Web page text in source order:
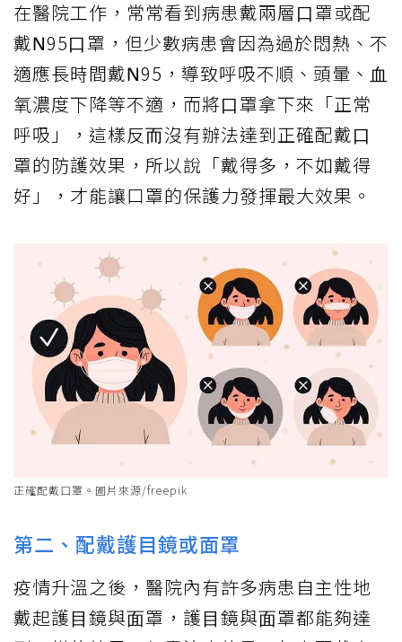
在醫院⼯作，常常看到病患戴兩層⼝罩或配
戴Ν95⼝罩，但少數病患會因為過於悶熱、不
適應長時間戴Ν95，導致呼吸不順、頭暈、⾎
氧濃度下降等不適，而將⼝罩拿下來「正常
呼吸」，這樣反⽽沒有辦法達到正確配戴⼝
罩的防護效果，所以說「戴得多，不如戴得
好」，才能讓口罩的保護力發揮最大效果。
正確配戴口罩。圖片來源/freepik
第二、配戴護目鏡或面罩
疫情升溫之後，醫院內有許多病患⾃主性地
戴起護⽬鏡與⾯罩，護⽬鏡與⾯罩都能夠達